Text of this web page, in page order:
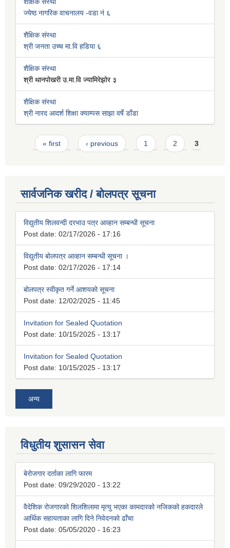
शैक्षिक संस्था
ज्येष्ठ नागरिक वाचनालय -वडा नं ६
शैक्षिक संस्था
श्री जनता उच्च मा.वि हडिया ६
शैक्षिक संस्था
श्री थानपोखरी उ.मा.वि ज्यामिरेझोर ३
शैक्षिक संस्था
श्री नारद आदर्श शिक्षा क्याम्पस साझा वर्षे डाँडा
Pages
« first ‹ previous 1 2 3
सार्वजनिक खरीद / बोलपत्र सूचना
विद्युतीय शिलवन्दी दरभाउ पत्र आव्हान सम्बन्धी सूचना
Post date: 02/17/2026 - 17:16
विद्युतीय बोलपत्र आव्हान सम्बन्धी सूचना ।
Post date: 02/17/2026 - 17:14
बोलपत्र स्वीकृत गर्ने आशयको सूचना
Post date: 12/02/2025 - 11:45
Invitation for Sealed Quotation
Post date: 10/15/2025 - 13:17
Invitation for Sealed Quotation
Post date: 10/15/2025 - 13:17
अन्य
विधुतीय शुसासन सेवा
बेरोजगार दर्ताका लागि फारम
Post date: 09/29/2020 - 13:22
वैदेशिक रोजगारको शिलशिलामा मृत्यु भएका कामदारको नजिकको हकदारले
आर्थिक सहायताका लागि दिने निवेदनको ढाँचा
Post date: 05/05/2020 - 16:23